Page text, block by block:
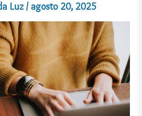
Luz/agosto 20, 2025